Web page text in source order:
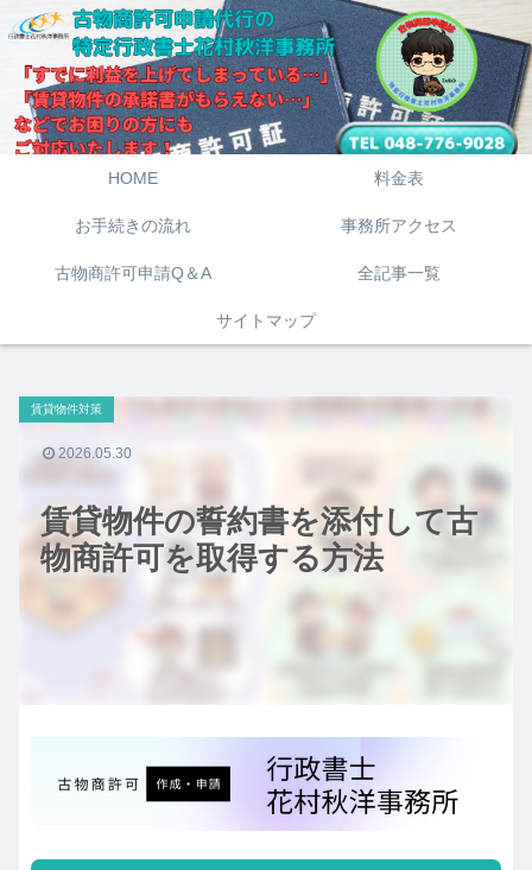
HOME 料金表
お手続きの流れ 事務所アクセス
古物商許可申請Q＆A 全記事一覧
サイトマップ
賃貸物件の誓約書を添付して古
物商許可を取得する方法
賃貸物件対策
2026.05.30